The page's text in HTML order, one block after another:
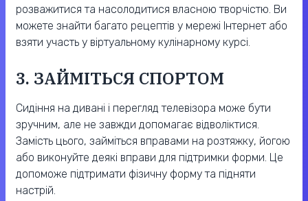
розважитися та насолодитися власною творчістю. Ви
можете знайти багато рецептів у мережі Інтернет або
взяти участь у віртуальному кулінарному курсі.
3. ЗАЙМІТЬСЯ СПОРТОМ
Сидіння на дивані і перегляд телевізора може бути
зручним, але не завжди допомагає відволіктися.
Замість цього, займіться вправами на розтяжку, йогою
або виконуйте деякі вправи для підтримки форми. Це
допоможе підтримати фізичну форму та підняти
настрій.